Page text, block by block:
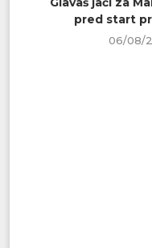
pred start
06/08/